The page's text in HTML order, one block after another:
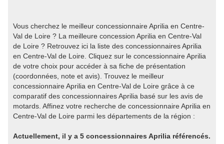
Vous cherchez le meilleur concessionnaire Aprilia en Centre-
Val de Loire ? La meilleure concession Aprilia en Centre-Val
de Loire ? Retrouvez ici la liste des concessionnaires Aprilia
en Centre-Val de Loire. Cliquez sur le concessionnaire Aprilia
de votre choix pour accéder à sa fiche de présentation
(coordonnées, note et avis). Trouvez le meilleur
concessionnaire Aprilia en Centre-Val de Loire grâce à ce
comparatif des concessionnaires Aprilia basé sur les avis de
motards. Affinez votre recherche de concessionnaire Aprilia en
Centre-Val de Loire parmi les départements de la région :
Actuellement, il y a 5 concessionnaires Aprilia référencés.